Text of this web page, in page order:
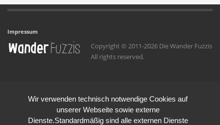
Impressum
Copyright © 2011-2026 Die Wander Fuzzis
All rights reserved.
Wir verwenden technisch notwendige Cookies auf
unserer Webseite sowie externe
Dienste.Standardmäßig sind alle externen Dienste